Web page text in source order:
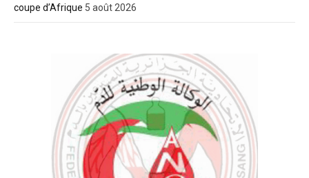
coupe d’Afrique 5 août 2026